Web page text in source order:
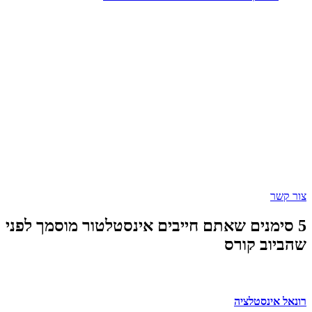
שאתם חייבים אינסטלטור מוסמך לפני
קורס